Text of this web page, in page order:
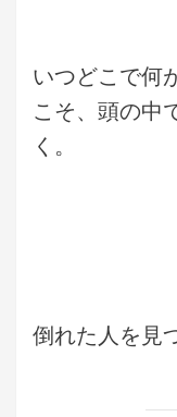
いつどこで何
こそ、頭の中
く。
倒れた人を見